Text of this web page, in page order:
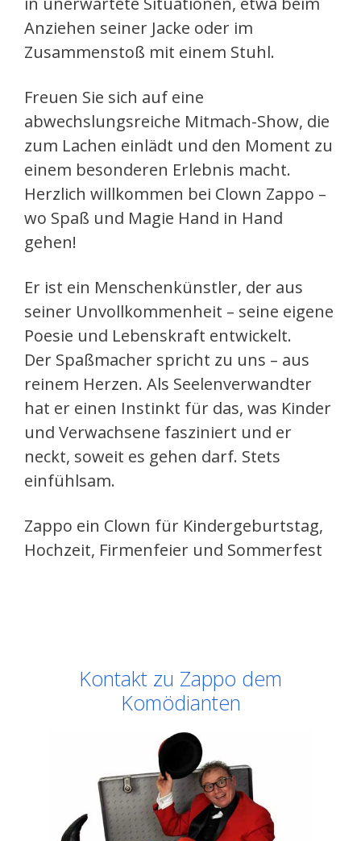
Anziehen seiner Jacke oder im
Zusammenstoß mit einem Stuhl.
Freuen Sie sich auf eine
abwechslungsreiche Mitmach-Show, die
zum Lachen einlädt und den Moment zu
einem besonderen Erlebnis macht.
Herzlich willkommen bei Clown Zappo –
wo Spaß und Magie Hand in Hand
gehen!
Er ist ein Menschenkünstler, der aus
seiner Unvollkommenheit – seine eigene
Poesie und Lebenskraft entwickelt.
Der Spaßmacher spricht zu uns – aus
reinem Herzen. Als Seelenverwandter
hat er einen Instinkt für das, was Kinder
und Verwachsene fasziniert und er
neckt, soweit es gehen darf. Stets
einfühlsam.
Zappo ein Clown für Kindergeburtstag,
Hochzeit, Firmenfeier und Sommerfest
Kontakt zu Zappo dem
Komödianten